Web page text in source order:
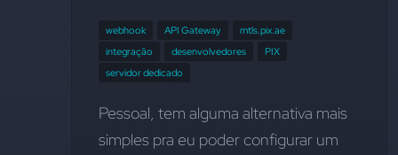
webhook API Gateway
mtls.pix.ae
integração
desenvolvedores
PIX
servidor dedicado
Pessoal, tem alguma alternativa mais
simples pra eu poder configurar um